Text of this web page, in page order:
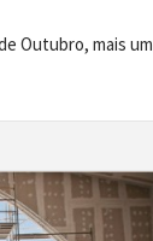
Outubro, mais um